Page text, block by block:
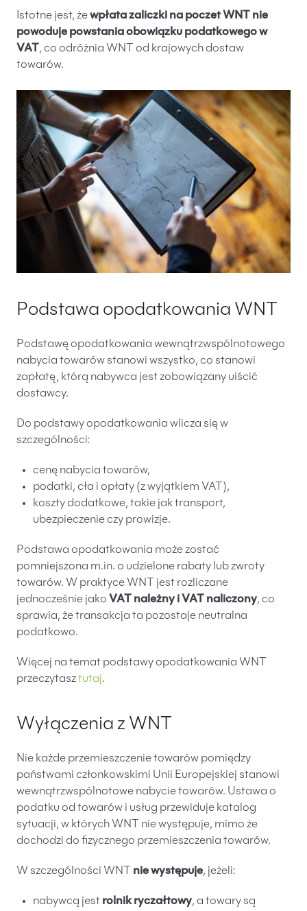
Istotne jest, żewpłata zaliczki na poczet WNT nie
powoduje powstania obowiązku podatkowego w
VAT , co odróżnia WNT od krajowych dostaw
towarów.
Podstawa opodatkowania WNT
Podstawę opodatkowania wewnątrzwspólnotowego
nabycia towarów stanowi wszystko, co stanowi
zapłatę, którą nabywca jest zobowiązany uiścić
dostawcy.
Do podstawy opodatkowania wlicza się w
szczególności:
cenę nabycia towarów,
podatki, cła i opłaty (z wyjątkiem VAT),
koszty dodatkowe, takie jak transport,
ubezpieczenie czy prowizje.
Podstawa opodatkowania może zostać
pomniejszona m.in. o udzielone rabaty lub zwroty
towarów. W praktyce WNT jest rozliczane
jednocześnie jako VAT należny i VAT naliczony, co
sprawia, że transakcja ta pozostaje neutralna
podatkowo.
Więcej na temat podstawy opodatkowania WNT
przeczytasztutaj.
Wyłączenia z WNT
Nie każde przemieszczenie towarów pomiędzy
państwami członkowskimi Unii Europejskiej stanowi
wewnątrzwspólnotowe nabycie towarów. Ustawa o
podatku od towarów i usług przewiduje katalog
sytuacji, w których WNT nie występuje, mimo że
dochodzi do fizycznego przemieszczenia towarów.
W szczególności WNT nie występuje, jeżeli:
nabywcą jest rolnik ryczałtowy, a towary są